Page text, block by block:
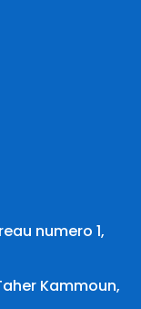
numero 1,
Kammoun,